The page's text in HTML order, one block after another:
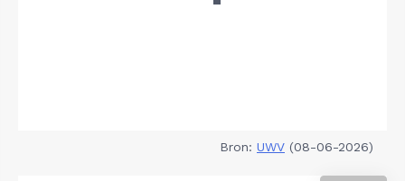
Bron: UWV (08-06-2026)